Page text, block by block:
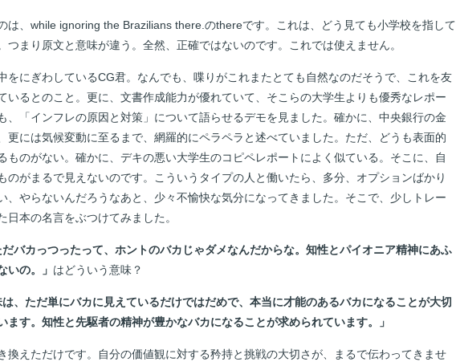
、while ignoring the Brazilians there.のthereです。これは、どう見ても小学校を指して
つまり原文と意味が違う。全然、正確ではないのです。これでは使えません。
にぎわしているCG君。なんでも、喋りがこれまたとても自然なのだそうで、これを友
いるとのこと。更に、文書作成能力が優れていて、そこらの大学生よりも優秀なレポー
、「インフレの原因と対策」について語らせるデモを見ました。確かに、中央銀行の金
更には気候変動に至るまで、網羅的にペラペラと述べていました。ただ、どうも表面的
ものがない。確かに、デキの悪い大学生のコピペレポートによく似ている。そこに、自
のがまるで見えないのです。こういうタイプの人と働いたら、多分、オプションばかり
、やらないんだろうなあと、少々不愉快な気分になってきました。そこで、少しトレー
日本の名言をぶつけてみました。
だバカっつったって、ホントのバカじゃダメなんだからな。知性とパイオニア精神にあふ
いの。」 はどういう意味？
、ただ単にバカに見えているだけではだめで、本当に才能のあるバカになることが大切
ます。知性と先駆者の精神が豊かなバカになることが求められています。」
えただけです。自分の価値観に対する矜持と挑戦の大切さが、まるで伝わってきませ